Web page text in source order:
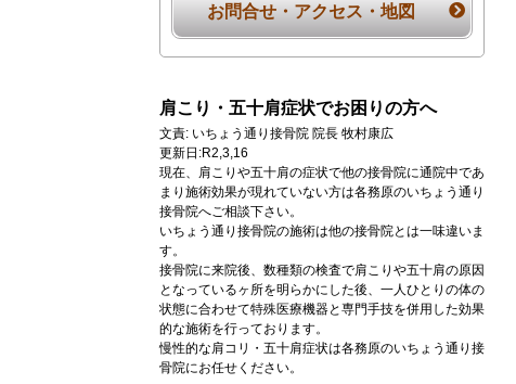
お問合せ・アクセス・地図
肩こり・五十肩症状でお困りの方へ
文責: いちょう通り接骨院 院長 牧村康広
更新日:R2,3,16
現在、肩こりや五十肩の症状で他の接骨院に通院中であ
まり施術効果が現れていない方は各務原のいちょう通り
接骨院へご相談下さい。
いちょう通り接骨院の施術は他の接骨院とは一味違いま
す。
接骨院に来院後、数種類の検査で肩こりや五十肩の原因
となっているヶ所を明らかにした後、一人ひとりの体の
状態に合わせて特殊医療機器と専門手技を併用した効果
的な施術を行っております。
慢性的な肩コリ・五十肩症状は各務原のいちょう通り接
骨院にお任せください。